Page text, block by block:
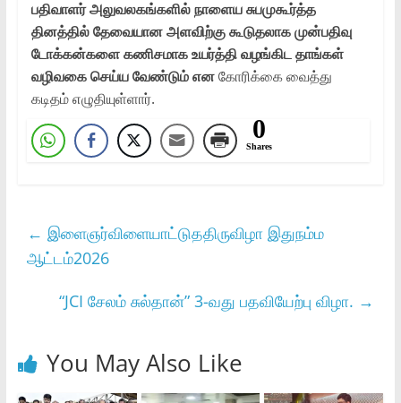
பதிவாளர் அலுவலகங்களில் நாளைய சுபமுகூர்த்த
தினத்தில் தேவையான அளவிற்கு கூடுதலாக முன்பதிவு
டோக்கன்களை கணிசமாக உயர்த்தி வழங்கிட தாங்கள்
வழிவகை செய்ய வேண்டும் எனகோரிக்கை வைத்து
கடிதம் எழுதியுள்ளார்.
0
Shares
← இளைஞர்விளையாட்டுததிருவிழா இதுநம்ம
ஆட்டம்2026
“JCI சேலம் சுல்தான்” 3-வது பதவியேற்பு விழா. →
You May Also Like